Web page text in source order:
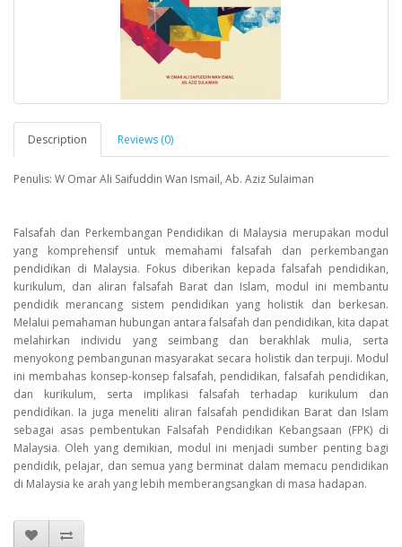
Description Reviews (0)
Penulis: W Omar Ali Saifuddin Wan Ismail, Ab. Aziz Sulaiman
Falsafah dan Perkembangan Pendidikan di Malaysia merupakan modul
yang komprehensif untuk memahami falsafah dan perkembangan
pendidikan di Malaysia. Fokus diberikan kepada falsafah pendidikan,
kurikulum, dan aliran falsafah Barat dan Islam, modul ini membantu
pendidik merancang sistem pendidikan yang holistik dan berkesan.
Melalui pemahaman hubungan antara falsafah dan pendidikan, kita dapat
melahirkan individu yang seimbang dan berakhlak mulia, serta
menyokong pembangunan masyarakat secara holistik dan terpuji. Modul
ini membahas konsep-konsep falsafah, pendidikan, falsafah pendidikan,
dan kurikulum, serta implikasi falsafah terhadap kurikulum dan
pendidikan. Ia juga meneliti aliran falsafah pendidikan Barat dan Islam
sebagai asas pembentukan Falsafah Pendidikan Kebangsaan (FPK) di
Malaysia. Oleh yang demikian, modul ini menjadi sumber penting bagi
pendidik, pelajar, dan semua yang berminat dalam memacu pendidikan
di Malaysia ke arah yang lebih memberangsangkan di masa hadapan.